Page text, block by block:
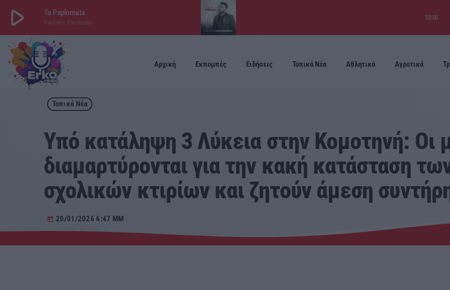
play_arrow Ta Paplomata
Pantelis Pantelidis
00:00
play_arrow ΕΡΚΟ
LIVE
Αρχική Εκπομπές Ειδήσεις Τοπικά Νέα Αθλητικά Αγροτικά
Τοπικά Νέα
Υπό κατάληψη 3 Λύκεια στην Κομοτηνή: Οι
διαμαρτύρονται για την κακή κατάσταση
σχολικών κτιρίων και ζητούν άμεση
today 20/01/2026 6:47 ΜΜ